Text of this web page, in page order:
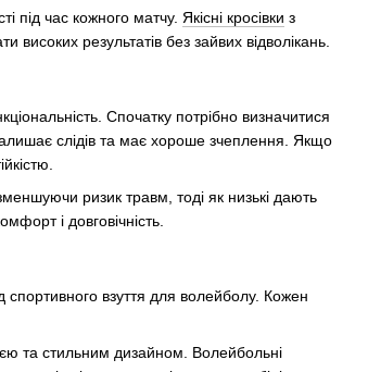
під час кожного матчу. Якісні кросівки з
результатів без зайвих відволікань.
Спочатку потрібно визначитися
слідів та має хороше зчеплення. Якщо
ризик травм, тоді як низькі дають
і довговічність.
спортивного взуття для волейболу. Кожен
та стильним дизайном. Волейбольні